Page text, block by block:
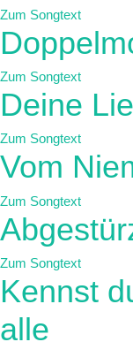
Zum Songtext
Zum Songtext
Deine
Zum Songtext
Vom
Zum Songtext
Zum Songtext
Kennst
alle